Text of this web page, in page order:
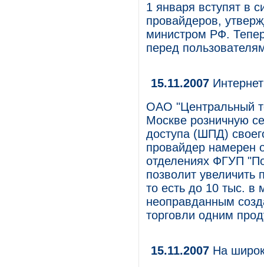
1 января вступят в
провайдеров,
министром РФ.
перед
15.11.2007
ОАО "Центральный
Москве розничную
доступа (ШПД)
провайдер намерен
отделениях ФГУП
позволит
то есть до 10 тыс. в
неоправданным
торговли одним
15.11.2007 На